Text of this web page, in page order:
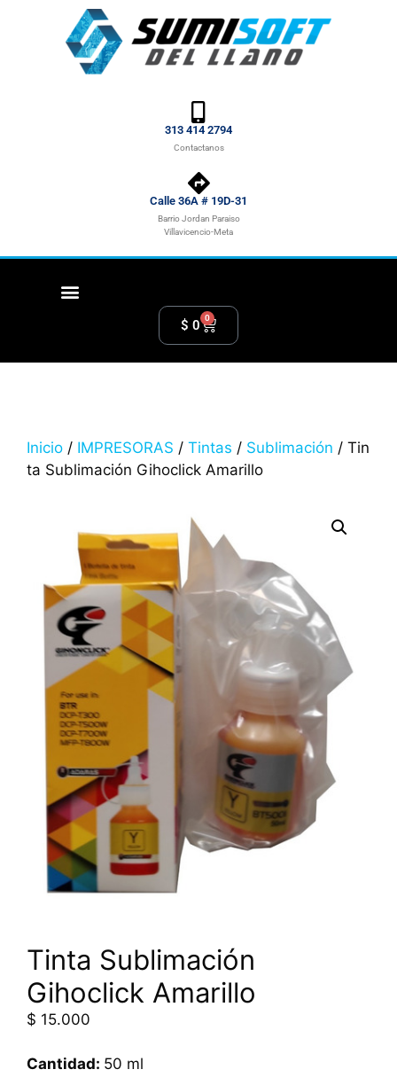
313 414 2794
Contactanos
Calle 36A # 19D-31
Barrio Jordan Paraiso
Villavicencio-Meta
$ 0 0
Inicio / IMPRESORAS / Tintas / Sublimación / Tin
ta Sublimación Gihoclick Amarillo
Tinta Sublimación
Gihoclick Amarillo
$ 15.000
Cantidad: 50 ml